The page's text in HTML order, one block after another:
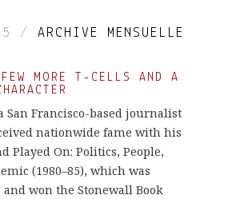
/ ARCHIVE MENSUELLE
MORE T-CELLS AND A
San Francisco-based journalist
nationwide fame with his
Played On: Politics, People,
(1980–85), which was
won the Stonewall Book